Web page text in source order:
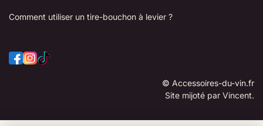
Comment utiliser un tire-bouchon à levier ?
© Accessoires-du-vin.fr
Site mijoté par Vincent.